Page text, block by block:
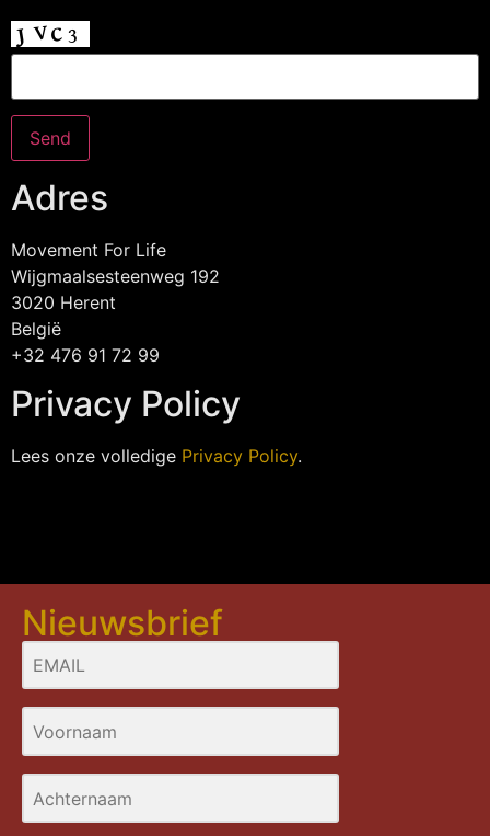
Adres
Movement For Life
Wijgmaalsesteenweg 192
3020 Herent
België
+32 476 91 72 99
Privacy Policy
Lees onze volledige Privacy Policy.
Nieuwsbrief